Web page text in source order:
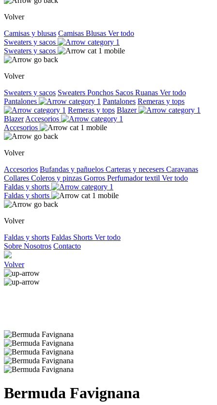
Volver
Camisas y blusas Camisas Blusas Ver todo
Sweaters y sacos
Sweaters y sacos
Volver
Sweaters y sacos Sweaters Ponchos Sacos Ruanas Ver todo
Pantalones
Pantalones Remeras y tops
Remeras y tops Blazer
Blazer Accesorios
Accesorios
Volver
Accesorios Bufandas y pañuelos Carteras y necesers Caravanas
Collares Coleros y pinzas Gorros Perfumador textil Ver todo
Faldas y shorts
Faldas y shorts
Volver
Faldas y shorts Faldas Shorts Ver todo
Sobre Nosotros Contacto
Volver
Bermuda Favignana